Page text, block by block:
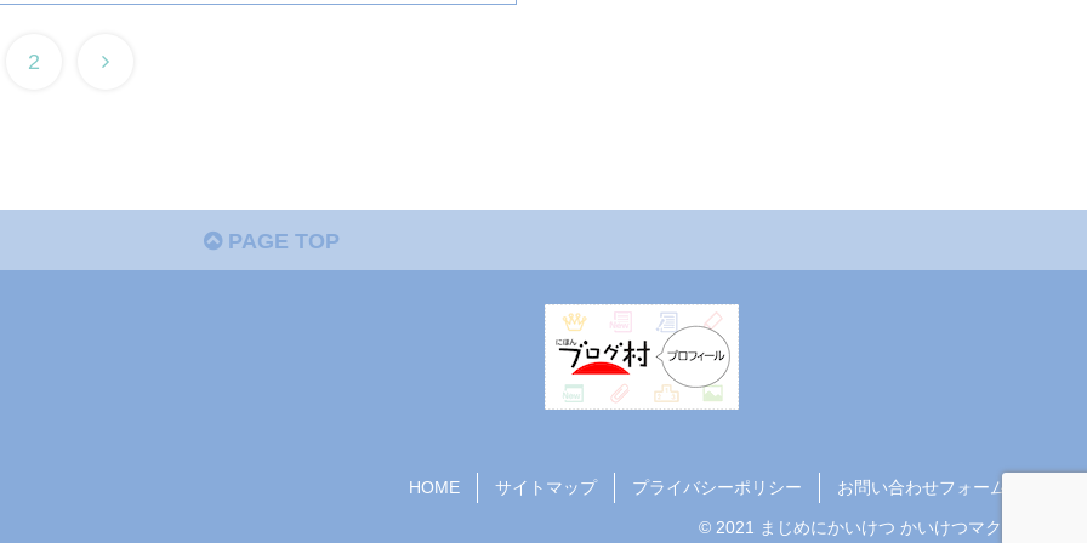
2
PAGE TOP
HOME サイトマップ プライバシーポリシー お問い合わせフォーム
© 2021 まじめにかいけつ かいけつマクロ.